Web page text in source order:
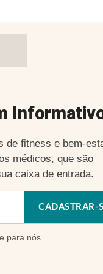
de fitness e bem-
médicos, que são
caixa de entrada.
CADASTRAR-
para nós